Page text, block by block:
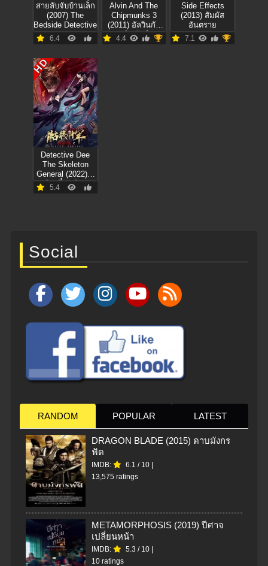
สายลับจับบ้านเล็ก
(2007) The
Bedside Detective
6.4
Alvin And The
Chipmunks 3
(2011) อัลวินกับ
สหายชิพมังค์จอม
ซน ภาค3
4.4
Side Effects
(2013) สัมผัส
อันตราย
7.1
HD
Detective Dee
The Skeleton
General (2022) ตี๋
เหรินเจี๋ย ปริศนา
โครงกระดูก
5.4
Social
RANDOM POPULAR LATEST
DRAGON BLADE (2015) ดาบมังกร
ฟัด
IMDB: 6.1 / 10 |
13,575 ratings
METAMORPHOSIS (2019) ปีศาจ
เปลี่ยนหน้า
IMDB: 5.3 / 10 |
10 ratings